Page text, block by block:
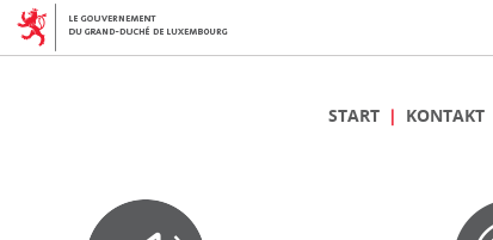
START KONTAKT